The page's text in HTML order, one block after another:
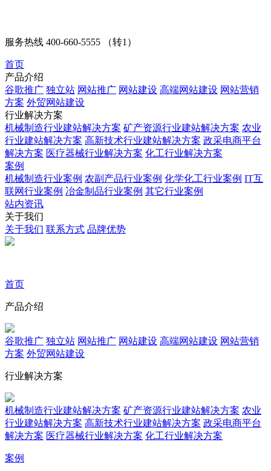
服务热线 400-660-5555 （转1）
首页
产品介绍
谷歌推广 独立站 网站推广 网站建设 高端网站建设 网站营销
方案 外贸网站建设
行业解决方案
机械制造行业建站解决方案 矿产资源行业建站解决方案 农业
行业建站解决方案 高新技术行业建站解决方案 政采电商平台
解决方案 医疗器械行业解决方案 化工行业解决方案
案例
机械制造行业案例 农副产品行业案例 化学化工行业案例 IT互
联网行业案例 冶金制品行业案例 其它行业案例
站内资讯
关于我们
关于我们 联系方式 品牌优势
首页
产品介绍
谷歌推广 独立站 网站推广 网站建设 高端网站建设 网站营销
方案 外贸网站建设
行业解决方案
机械制造行业建站解决方案 矿产资源行业建站解决方案 农业
行业建站解决方案 高新技术行业建站解决方案 政采电商平台
解决方案 医疗器械行业解决方案 化工行业解决方案
案例